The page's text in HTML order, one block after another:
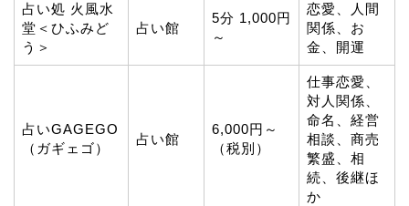
占い処 火風水
堂＜ひふみど
う＞
占い館
5分 1,000円
～
恋愛、人間
関係、お
金、開運
占いGAGEGO
（ガギェゴ）
占い館
6,000円～
（税別）
仕事恋愛、
対人関係、
命名、経営
相談、商売
繁盛、相
続、後継ほ
か